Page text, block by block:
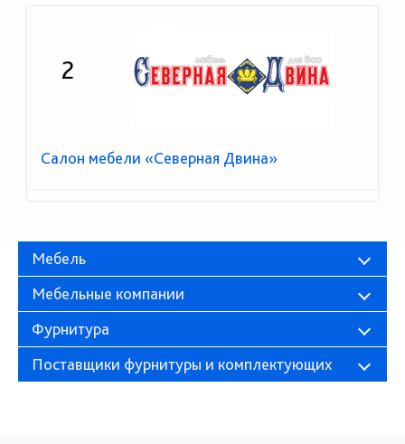
2
Салон мебели «Северная Двина»
Мебель
Мебельные компании
Фурнитура
Поставщики фурнитуры и комплектующих